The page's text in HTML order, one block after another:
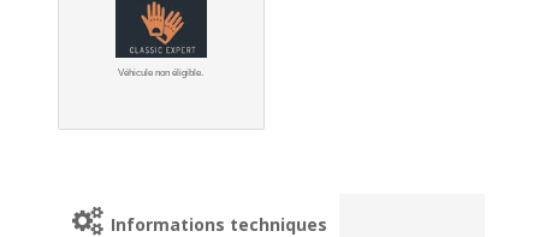
Véhicule non éligible.
Informations techniques